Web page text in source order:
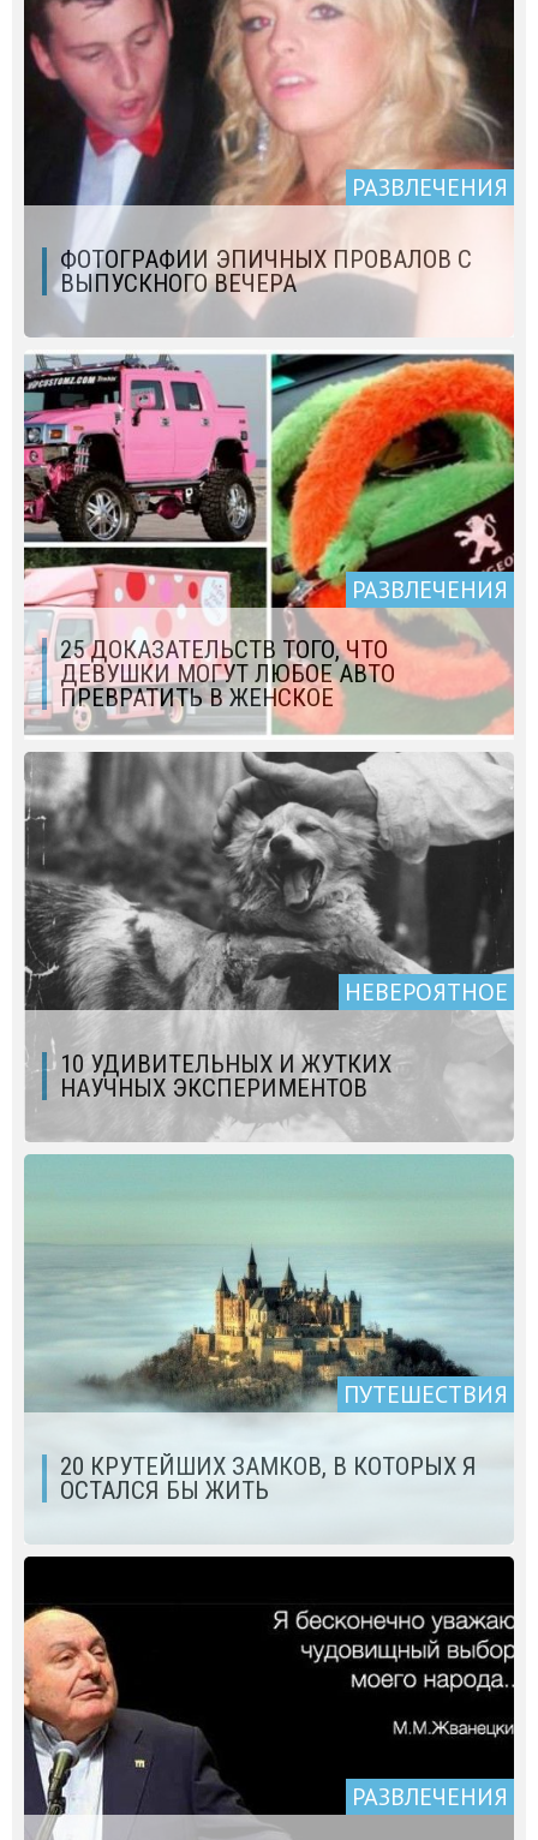
РАЗВЛЕЧЕНИЯ
ФОТОГРАФИИ ЭПИЧНЫХ ПРОВАЛОВ С
ВЫПУСКНОГО ВЕЧЕРА
РАЗВЛЕЧЕНИЯ
25 ДОКАЗАТЕЛЬСТВ ТОГО, ЧТО
ДЕВУШКИ МОГУТ ЛЮБОЕ АВТО
ПРЕВРАТИТЬ В ЖЕНСКОЕ
НЕВЕРОЯТНОЕ
10 УДИВИТЕЛЬНЫХ И ЖУТКИХ
НАУЧНЫХ ЭКСПЕРИМЕНТОВ
ПУТЕШЕСТВИЯ
20 КРУТЕЙШИХ ЗАМКОВ, В КОТОРЫХ Я
ОСТАЛСЯ БЫ ЖИТЬ
РАЗВЛЕЧЕНИЯ